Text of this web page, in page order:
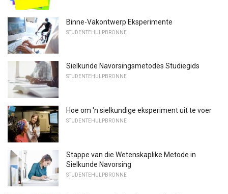
Binne-Vakontwerp Eksperimente
STUDENTEHULPBRONNE
Sielkunde Navorsingsmetodes Studiegids
STUDENTEHULPBRONNE
Hoe om 'n sielkundige eksperiment uit te voer
STUDENTEHULPBRONNE
Stappe van die Wetenskaplike Metode in
Sielkunde Navorsing
STUDENTEHULPBRONNE